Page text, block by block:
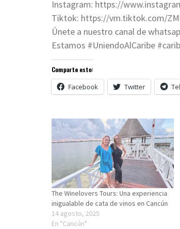
Instagram: https://
Tiktok: https://vm.tiktok.com/
Únete a nuestro canal de
Estamos #UniendoAlCaribe
Comparte esto:
Facebook Twitter
The Winelovers Tours: Una experiencia
inigualable de cata de vinos en Cancún
14 agosto, 2025
En "Cancún"